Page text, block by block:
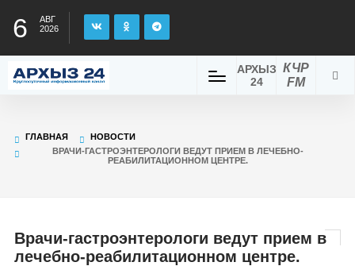
6
АВГ
2026
КЧР
FM
АРХЫЗ
24
ГЛАВНАЯ
НОВОСТИ
ВРАЧИ-ГАСТРОЭНТЕРОЛОГИ ВЕДУТ ПРИЕМ В ЛЕЧЕБНО-
РЕАБИЛИТАЦИОННОМ ЦЕНТРЕ.
Врачи-гастроэнтерологи ведут прием в
лечебно-реабилитационном центре.